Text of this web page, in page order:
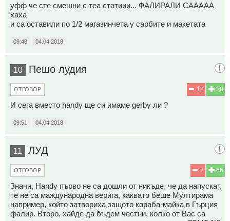
уфф че сте смешни с теа статиии... ФАЛИРАЛИ СААААА
хаха
и са оставили по 1/2 магазинчета у сарбите и макетата
09:48 04.04.2018
10 Пешо лудия
30
12
ОТГОВОР
И сега вместо handy ще си имаме gerby ли ?
09:51 04.04.2018
11 ЛУД
66
7
ОТГОВОР
Значи, Handy първо не са дошли от никъде, че да напускат,
те не са маждународна верига, каквато беше Мултирама
например, който затвориха защото кораба-майка в Гърция
фалир. Второ, хайде да бъдем честни, колко от Вас са